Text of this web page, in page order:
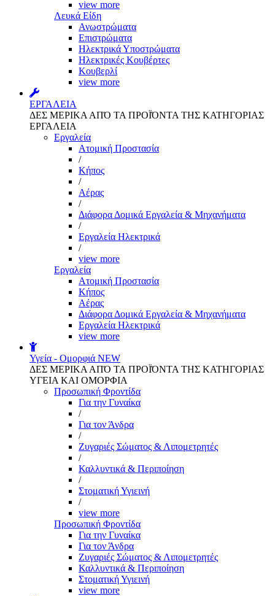
view more
Λευκά Είδη
Ανωστρώματα
Επιστρώματα
Ηλεκτρικά Υποστρώματα
Ηλεκτρικές Κουβέρτες
Κουβερλί
view more
ΕΡΓΑΛΕΙΑ
ΔΕΣ ΜΕΡΙΚΑ ΑΠΌ ΤΑ ΠΡΟΪΌΝΤΑ ΤΗΣ ΚΑΤΗΓΟΡΙΑΣ
ΕΡΓΑΛΕΙΑ
Εργαλεία
Aτομική Προστασία
/
Kήπος
/
Αέρας
/
Διάφορα Δομικά Εργαλεία & Μηχανήματα
/
Εργαλεία Ηλεκτρικά
/
view more
Εργαλεία
Aτομική Προστασία
Kήπος
Αέρας
Διάφορα Δομικά Εργαλεία & Μηχανήματα
Εργαλεία Ηλεκτρικά
view more
Υγεία - Ομορφιά NEW
ΔΕΣ ΜΕΡΙΚΑ ΑΠΌ ΤΑ ΠΡΟΪΌΝΤΑ ΤΗΣ ΚΑΤΗΓΟΡΙΑΣ
ΥΓΕΙΑ ΚΑΙ ΟΜΟΡΦΙΑ
Προσωπική Φροντίδα
Για την Γυναίκα
/
Για τον Άνδρα
/
Ζυγαριές Σώματος & Λιπομετρητές
/
Καλλυντικά & Περιποίηση
/
Στοματική Υγιεινή
/
view more
Προσωπική Φροντίδα
Για την Γυναίκα
Για τον Άνδρα
Ζυγαριές Σώματος & Λιπομετρητές
Καλλυντικά & Περιποίηση
Στοματική Υγιεινή
view more